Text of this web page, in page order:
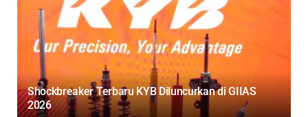
Shockbreaker Terbaru KYB Diluncurkan di GIIAS
2026